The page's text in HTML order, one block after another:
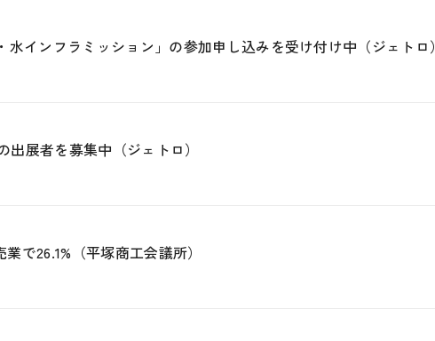
インフラミッション」の参加申し込みを受け付け中（ジェトロ）
展者を募集中（ジェトロ）
で26.1%（平塚商工会議所）